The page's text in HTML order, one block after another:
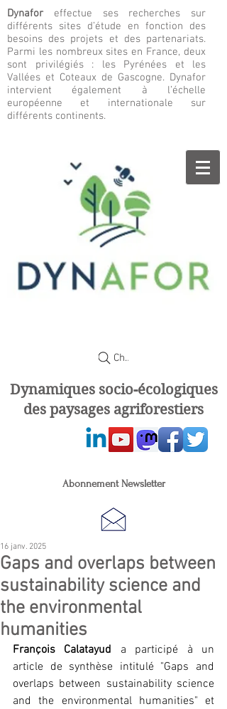
Dynafor effectue ses recherches sur
différents sites d’étude en fonction des
besoins des projets et des partenariats.
Parmi les nombreux sites en France, deux
sont privilégiés : les Pyrénées et les
Vallées et Coteaux de Gascogne. Dynafor
intervient également à l’échelle
européenne et internationale sur
différents continents.
Chercher
Dynamiques socio-écologiques
des paysages agriforestiers
Abonnement Newsletter
Gaps and overlaps between
sustainability science and
the environmental
humanities
16 janv. 2025
François Calatayud a participé à un
article de synthèse intitulé "Gaps and
overlaps between sustainability science
and the environmental humanities" et